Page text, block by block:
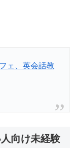
ェ、英会話教
向け未経験